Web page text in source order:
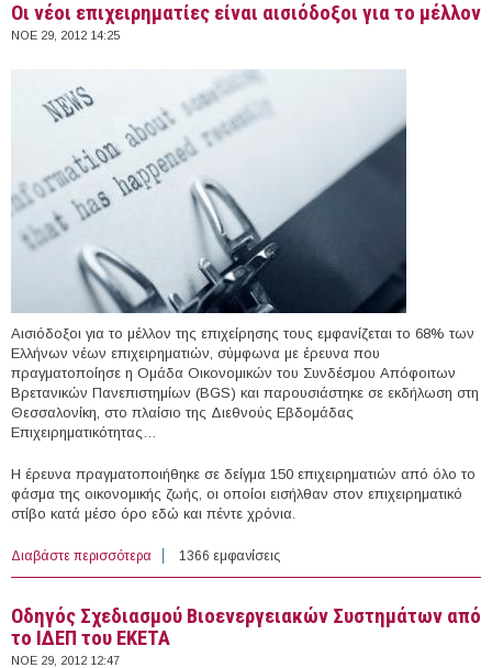
Οι νέοι επιχειρηματίες είναι αισιόδοξοι για το μέλλον
ΝΟΕ 29, 2012 14:25
Αισιόδοξοι για το μέλλον της επιχείρησης τους εμφανίζεται το 68% των
Ελλήνων νέων επιχειρηματιών, σύμφωνα με έρευνα που
πραγματοποίησε η Ομάδα Οικονομικών του Συνδέσμου Απόφοιτων
Βρετανικών Πανεπιστημίων (BGS) και παρουσιάστηκε σε εκδήλωση στη
Θεσσαλονίκη, στο πλαίσιο της Διεθνούς Εβδομάδας
Επιχειρηματικότητας…
Η έρευνα πραγματοποιήθηκε σε δείγμα 150 επιχειρηματιών από όλο το
φάσμα της οικονομικής ζωής, οι οποίοι εισήλθαν στον επιχειρηματικό
στίβο κατά μέσο όρο εδώ και πέντε χρόνια.
Διαβάστε περισσότερα για Οι νέοι επιχειρηματίες είναι αισιόδοξοι για το μέλλον
1366 εμφανίσεις
Οδηγός Σχεδιασμού Βιοενεργειακών Συστημάτων από
το ΙΔΕΠ του ΕΚΕΤΑ
ΝΟΕ 29, 2012 12:47